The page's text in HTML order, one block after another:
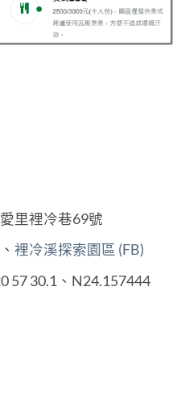
里裡冷巷69號
、 裡冷溪探索園區 (FB)
57 30.1、N24.157444